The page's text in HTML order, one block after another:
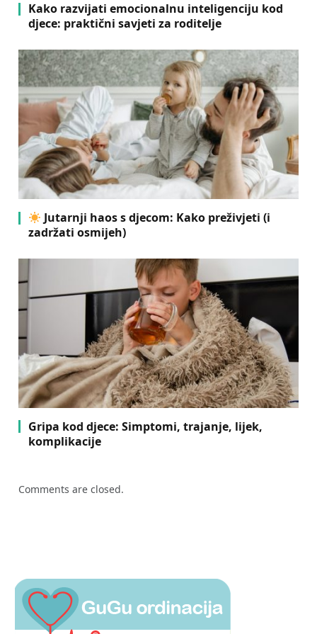
Kako razvijati emocionalnu inteligenciju kod
djece: praktični savjeti za roditelje
Jutarnji haos s djecom: Kako preživjeti (i
zadržati osmijeh)
Gripa kod djece: Simptomi, trajanje, lijek,
komplikacije
Comments are closed.